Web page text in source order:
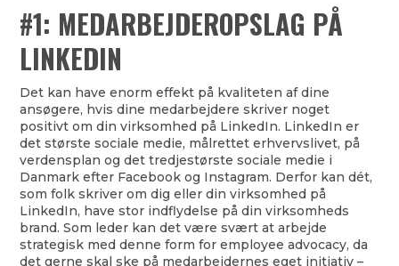
#1: MEDARBEJDEROPSLAG PÅ
LINKEDIN
Det kan have enorm effekt på kvaliteten af dine
ansøgere, hvis dine medarbejdere skriver noget
positivt om din virksomhed på LinkedIn. LinkedIn er
det største sociale medie, målrettet erhvervslivet, på
verdensplan og det tredjestørste sociale medie i
Danmark efter Facebook og Instagram. Derfor kan dét,
som folk skriver om dig eller din virksomhed på
LinkedIn, have stor indflydelse på din virksomheds
brand. Som leder kan det være svært at arbejde
strategisk med denne form for employee advocacy, da
det gerne skal ske på medarbejdernes eget initiativ –